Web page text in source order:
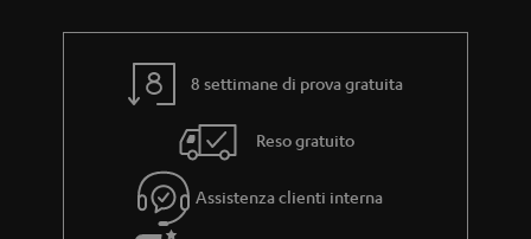
8 settimane di prova gratuita
Reso gratuito
Assistenza clienti interna